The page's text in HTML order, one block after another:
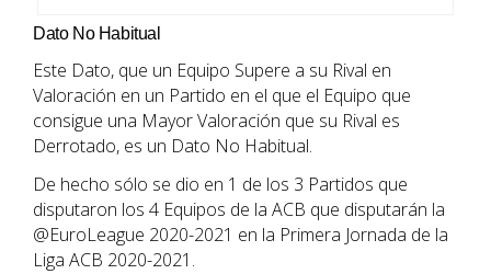
Dato No Habitual
Este Dato, que un Equipo Supere a su Rival en
Valoración en un Partido en el que el Equipo que
consigue una Mayor Valoración que su Rival es
Derrotado, es un Dato No Habitual.
De hecho sólo se dio en 1 de los 3 Partidos que
disputaron los 4 Equipos de la ACB que disputarán la
@EuroLeague 2020-2021 en la Primera Jornada de la
Liga ACB 2020-2021.